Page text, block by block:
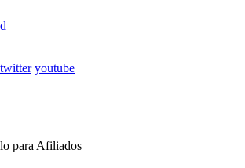
twitter youtube
para Afiliados